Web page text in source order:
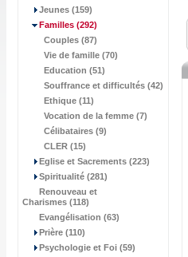
Jeunes (159)
Familles (292)
Couples (87)
Vie de famille (70)
Education (51)
Souffrance et difficultés (42)
Ethique (11)
Vocation de la femme (7)
Célibataires (9)
CLER (15)
Eglise et Sacrements (223)
Spiritualité (281)
Renouveau et
Charismes (118)
Evangélisation (63)
Prière (110)
Psychologie et Foi (59)